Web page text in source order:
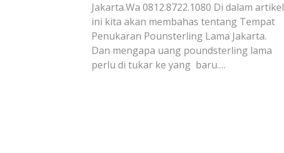
Jakarta.Wa 0812.8722.1080 Di dalam artikel
ini kita akan membahas tentang Tempat
Penukaran Pounsterling Lama Jakarta.
Dan mengapa uang poundsterling lama
perlu di tukar ke yang baru.…